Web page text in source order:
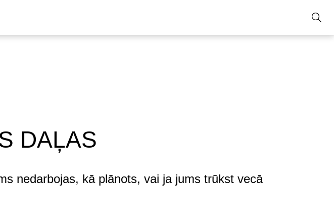
DAĻAS
nedarbojas, kā plānots, vai ja jums trūkst vecā